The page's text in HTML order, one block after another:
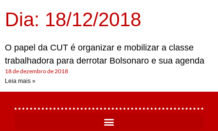
Dia: 18/12/2018
O papel da CUT é organizar e mobilizar a classe
trabalhadora para derrotar Bolsonaro e sua agenda
18 de dezembro de 2018
Leia mais »